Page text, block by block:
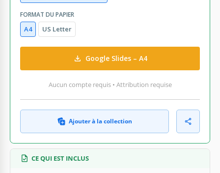
FORMAT DU PAPIER
A4 US Letter
Google Slides – A4
Aucun compte requis • Attribution requise
Ajouter à la collection
CE QUI EST INCLUS